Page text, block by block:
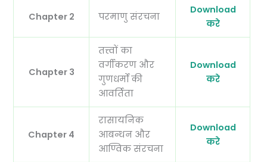
Chapter 2 परमाणु संरचना
Download
करे
Chapter 3
तत्त्वों का
वर्गीकरण और
गुणधर्मों की
आवर्तिता
Download
करे
Chapter 4
रासायनिक
आबन्धन और
आण्विक संरचना
Download
करे